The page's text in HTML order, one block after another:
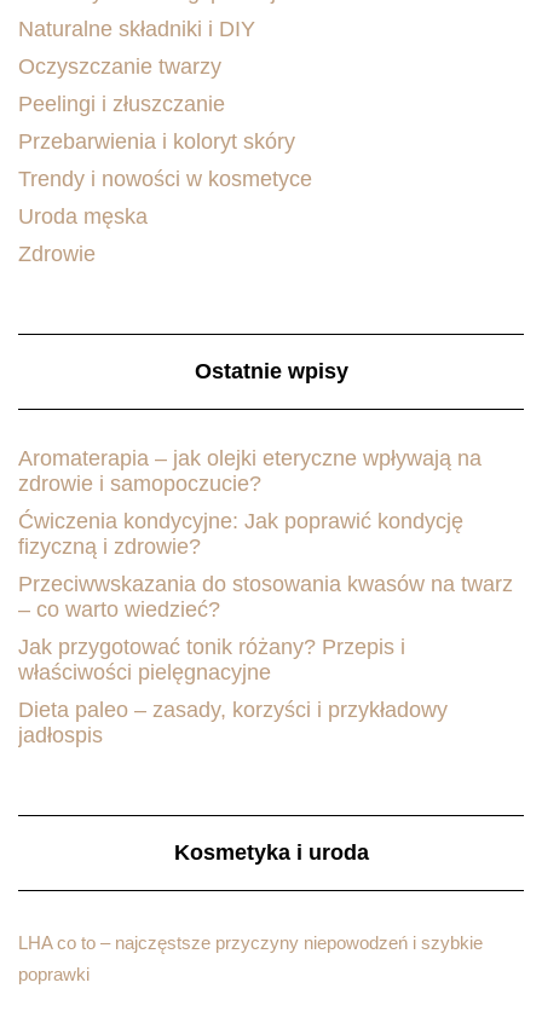
Naturalne składniki i DIY
Oczyszczanie twarzy
Peelingi i złuszczanie
Przebarwienia i koloryt skóry
Trendy i nowości w kosmetyce
Uroda męska
Zdrowie
Ostatnie wpisy
Aromaterapia – jak olejki eteryczne wpływają na
zdrowie i samopoczucie?
Ćwiczenia kondycyjne: Jak poprawić kondycję
fizyczną i zdrowie?
Przeciwwskazania do stosowania kwasów na twarz
– co warto wiedzieć?
Jak przygotować tonik różany? Przepis i
właściwości pielęgnacyjne
Dieta paleo – zasady, korzyści i przykładowy
jadłospis
Kosmetyka i uroda
LHA co to – najczęstsze przyczyny niepowodzeń i szybkie
poprawki